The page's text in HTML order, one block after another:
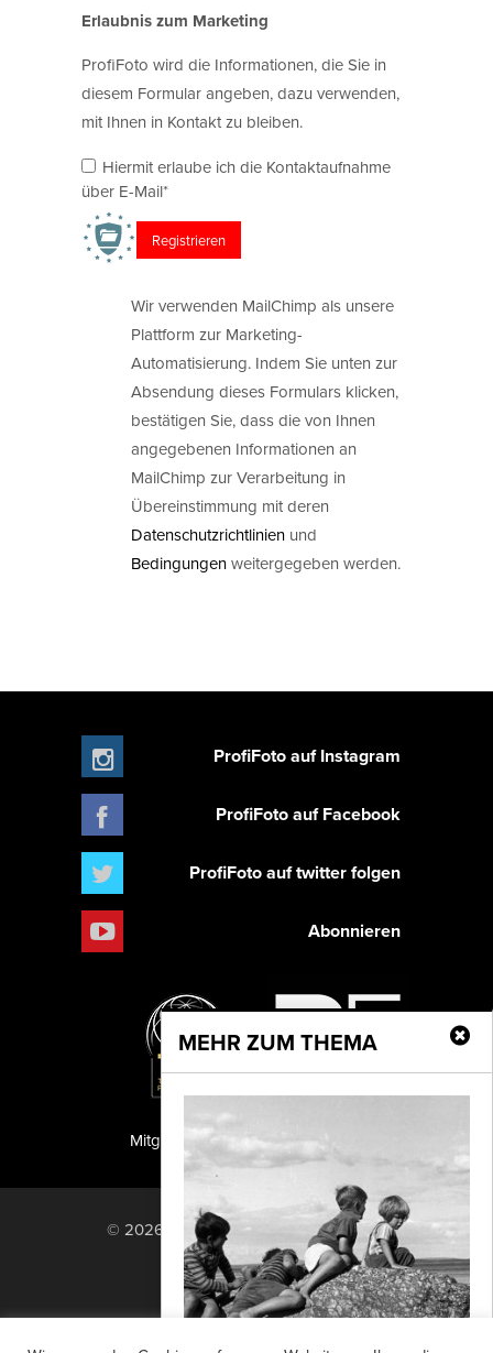
Erlaubnis zum Marketing
ProfiFoto wird die Informationen, die Sie in
diesem Formular angeben, dazu verwenden,
mit Ihnen in Kontakt zu bleiben.
Hiermit erlaube ich die Kontaktaufnahme
über E-Mail*
Wir verwenden MailChimp als unsere
Plattform zur Marketing-
Automatisierung. Indem Sie unten zur
Absendung dieses Formulars klicken,
bestätigen Sie, dass die von Ihnen
angegebenen Informationen an
MailChimp zur Verarbeitung in
Übereinstimmung mit deren
Datenschutzrichtlinien und
Bedingungenweitergegeben werden.
MEHR ZUM THEMA
ProfiFoto auf Instagram
ProfiFoto auf Facebook
ProfiFoto auf twitter folgen
Abonnieren
PF Publishing GmbH
Mitglied der TIPA
© 2026 PF Publishing GmbH. All rights
reserved.
Nach oben